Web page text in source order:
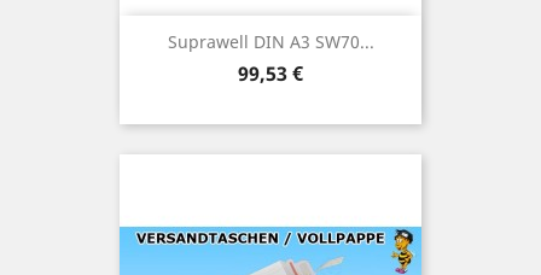
Suprawell DIN A3 SW70...
Preis
99,53 €